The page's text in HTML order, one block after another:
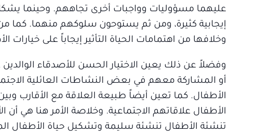
عليهما مسؤوليات وواجبات أخرى تجاههم. وحينما
إيجابية كثيرة، ومن ثم يستوحون سلوكهم منهما. كما من
وخلافها من اهتمامات الحياة التأثير إيجاباً على خيارات
وفضلاً عن ذلك يعين الاختيار الحسن للأصدقاء
أو المشاركة معهم في بعض النشاطات العائلية
الأطفال. كما تعين أيضاً طبيعة العلاقة مع الأقارب
الأطفال علاقاتهم الاجتماعية. وخلاصة الأمر هنا هي أن
تنشئة الأطفال تنشئة سليمة وتشكيل حياة الأطفال